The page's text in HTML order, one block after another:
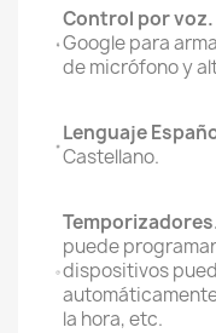
Control por voz.
Google para
de micrófono y
Lenguaje
Castellano.
puede
dispositivos
la hora, etc.